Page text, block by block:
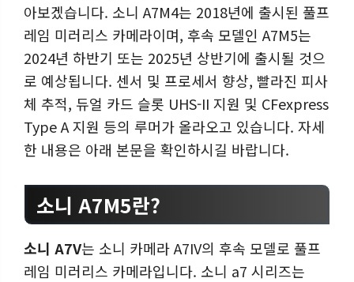
아보겠습니다. 소니 A7M4는 2018년에 출시된 풀프
레임 미러리스 카메라이며, 후속 모델인 A7M5는
2024년 하반기 또는 2025년 상반기에 출시될 것으
로 예상됩니다. 센서 및 프로세서 향상, 빨라진 피사
체 추적, 듀얼 카드 슬롯 UHS-II 지원 및 CFexpress
Type A 지원 등의 루머가 올라오고 있습니다. 자세
한 내용은 아래 본문을 확인하시길 바랍니다.
소니 A7M5란?
소니 A7V는 소니 카메라 A7IV의 후속 모델로 풀프
레임 미러리스 카메라입니다. 소니 a7 시리즈는